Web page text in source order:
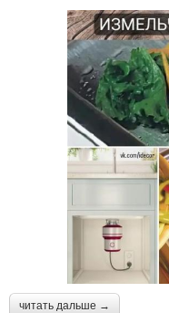
читать дальше →